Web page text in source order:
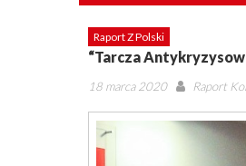
Raport Z Polski
“Tarcza
Posted
18 marca 2020 Author
Raport